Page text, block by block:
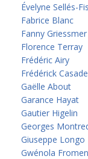
Évelyne Sellés-
Fabrice Blanc
Fanny Griessmer
Florence Terray
Frédéric Airy
Frédérick
Gaëlle About
Garance Hayat
Gautier Higelin
Georges
Giuseppe Longo
Gwénola